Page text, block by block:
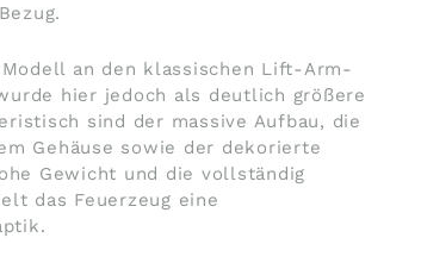
an den klassischen Lift-Arm-
hier jedoch als deutlich größere
sind der massive Aufbau, die
Gehäuse sowie der dekorierte
Gewicht und die vollständig
das Feuerzeug eine